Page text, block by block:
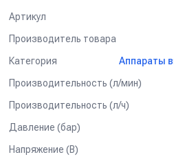
до 50 сек)
Кнопкой на 12В для установки
Рама на колесах
Барабан для шланга от 10 м
Пенокомплект
Шланг высокого давления от
Система пескоструй
Спектр применения:
Артикул
Производитель товара
Категория
Аппараты
Производительность (л/мин)
Производительность (л/ч)
Давление (бар)
Напряжение (В)